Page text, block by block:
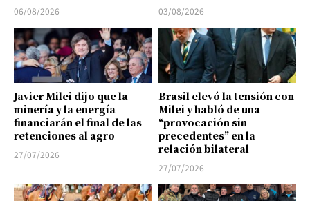
06/08/2026 03/08/2026
Javier Milei dijo que la
minería y la energía
financiarán el final de las
retenciones al agro
27/07/2026
Brasil elevó la tensión con
Milei y habló de una
“provocación sin
precedentes” en la
relación bilateral
27/07/2026